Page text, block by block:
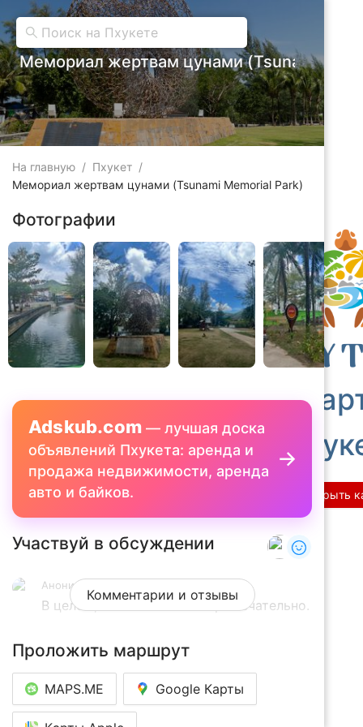
Мемориал жертвам цунами (Tsunami
На главную / Пхукет /
Мемориал жертвам цунами (Tsunami Memorial Park)
Фотографии
Adskub.com — лучшая доска
объявлений Пхукета: аренда и
продажа недвижимости, аренда
авто и байков.
Участвуй в обсуждении
Комментарии и отзывы
Аноним
В целом, место ничем не примечательно.
Если будете направляться на пляж
этот небольшой сквер с мемориалом в
память о жертвах цунами 2006 года.
Проложить маршрут
MAPS.ME Google Карты
Открыть